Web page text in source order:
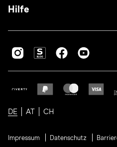
Hilfe
DE AT CH
Impressum Datenschutz